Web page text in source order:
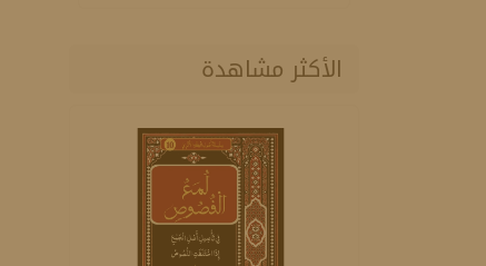
الأكثر مشاهدة